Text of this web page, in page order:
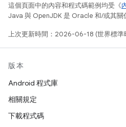
這個頁面中的內容和程式碼範例均受《
Java 與 OpenJDK 是 Oracle 和/或其關
上次更新時間：2026-06-18 (世界標準
版本
Android 程式庫
相關規定
下載程式碼